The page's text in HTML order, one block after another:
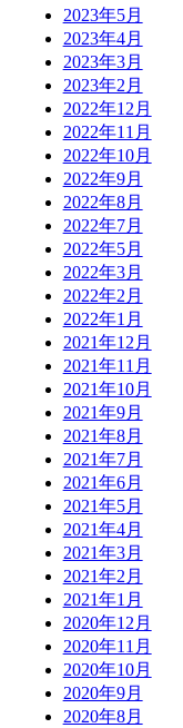
2023年5月
2023年4月
2023年3月
2023年2月
2022年12月
2022年11月
2022年10月
2022年9月
2022年8月
2022年7月
2022年5月
2022年3月
2022年2月
2022年1月
2021年12月
2021年11月
2021年10月
2021年9月
2021年8月
2021年7月
2021年6月
2021年5月
2021年4月
2021年3月
2021年2月
2021年1月
2020年12月
2020年11月
2020年10月
2020年9月
2020年8月